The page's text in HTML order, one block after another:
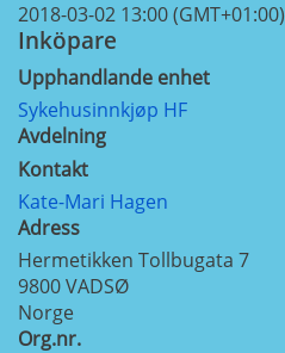
2018-03-02 13:00 (GMT+01:00)
Inköpare
Upphandlande enhet
Sykehusinnkjøp HF
Avdelning
Kontakt
Kate-Mari Hagen
Adress
Hermetikken Tollbugata 7
9800VADSØ
Norge
Org.nr.